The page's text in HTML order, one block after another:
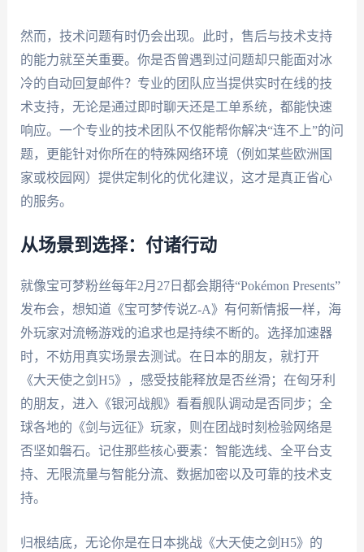
然而，技术问题有时仍会出现。此时，售后与技术支持
的能力就至关重要。你是否曾遇到过问题却只能面对冰
冷的自动回复邮件？专业的团队应当提供实时在线的技
术支持，无论是通过即时聊天还是工单系统，都能快速
响应。一个专业的技术团队不仅能帮你解决“连不上”的问
题，更能针对你所在的特殊网络环境（例如某些欧洲国
家或校园网）提供定制化的优化建议，这才是真正省心
的服务。
从场景到选择：付诸行动
就像宝可梦粉丝每年2月27日都会期待“Pokémon Presents”
发布会，想知道《宝可梦传说Z-A》有何新情报一样，海
外玩家对流畅游戏的追求也是持续不断的。选择加速器
时，不妨用真实场景去测试。在日本的朋友，就打开
《大天使之剑H5》，感受技能释放是否丝滑；在匈牙利
的朋友，进入《银河战舰》看看舰队调动是否同步；全
球各地的《剑与远征》玩家，则在团战时刻检验网络是
否坚如磐石。记住那些核心要素：智能选线、全平台支
持、无限流量与智能分流、数据加密以及可靠的技术支
持。
归根结底，无论你是在日本挑战《大天使之剑H5》的